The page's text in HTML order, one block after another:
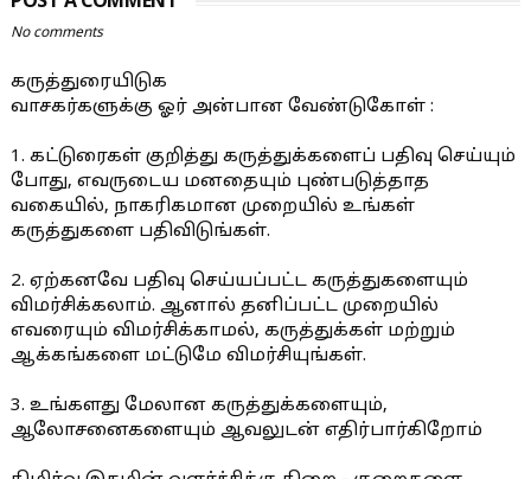
No comments
கருத்துரையிடுக
வாசகர்களுக்கு ஓர் அன்பான வேண்டுகோள் :
1. கட்டுரைகள் குறித்து கருத்துக்களைப் பதிவு செய்யும்
போது, எவருடைய மனதையும் புண்படுத்தாத
வகையில், நாகரிகமான முறையில் உங்கள்
கருத்துகளை பதிவிடுங்கள்.
2. ஏற்கனவே பதிவு செய்யப்பட்ட கருத்துகளையும்
விமர்சிக்கலாம். ஆனால் தனிப்பட்ட முறையில்
எவரையும் விமர்சிக்காமல், கருத்துக்கள் மற்றும்
ஆக்கங்களை மட்டுமே விமர்சியுங்கள்.
3. உங்களது மேலான கருத்துக்களையும்,
ஆலோசனைகளையும் ஆவலுடன் எதிர்பார்கிறோம்